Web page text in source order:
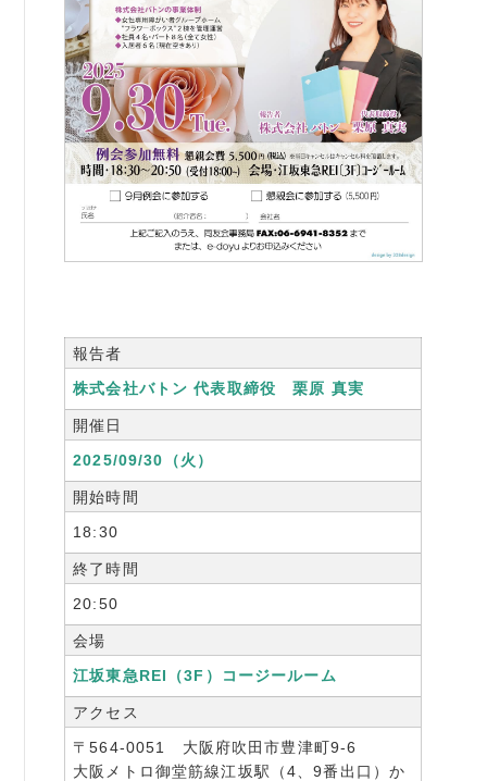
FAX: 06-6941-8352
大阪市中央区農人橋2丁目-1-30 谷町八木ビル4F
報告者
株式会社バトン 代表取締役 栗原 真実
開催日
2025/09/30（火）
開始時間
18:30
終了時間
20:50
会場
江坂東急REI（3F）コージールーム
アクセス
〒564-0051 大阪府吹田市豊津町9-6
大阪メトロ御堂筋線江坂駅（4、9番出口）か